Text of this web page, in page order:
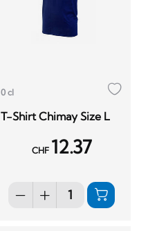
0 cl
T-Shirt Chimay Size L
CHF 12.37